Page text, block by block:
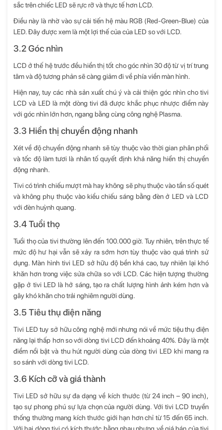
sắc trên chiếc LED sẽ rực rỡ và thực tế hơn LCD.
Điều này là nhờ vào sự cải tiến hệ màu RGB (Red-Green-Blue) của
LED. Đây được xem là một lợi thế của của LED so với LCD.
3.2 Góc nhìn
LCD ở thế hệ trước đều hiển thị tốt cho góc nhìn 30 độ từ vị trí trung
tâm và độ tương phản sẽ càng giảm đi về phía viền màn hình.
Hiện nay, tuy các nhà sản xuất chú ý và cải thiện góc nhìn cho tivi
LCD và LED là một dòng tivi đã được khắc phục nhược điểm này
với góc nhìn lớn hơn, ngang bằng cùng công nghệ Plasma.
3.3 Hiển thị chuyển động nhanh
Xét về độ chuyển động nhanh sẽ tùy thuộc vào thời gian phân phối
và tốc độ làm tươi là nhân tố quyết định khả năng hiển thị chuyển
động nhanh.
Tivi có trình chiếu mượt mà hay không sẽ phụ thuộc vào tần số quét
và không phụ thuộc vào kiểu chiếu sáng bằng đèn ở LED và LCD
với đèn huỳnh quang.
3.4 Tuổi thọ
Tuổi thọ của tivi thường lên đến 100.000 giờ. Tuy nhiên, trên thực tế
mức độ hư hại vẫn sẽ xảy ra sớm hơn tùy thuộc vào quá trình sử
dụng. Màn hình tivi LED sở hữu độ bền khá cao, tuy nhiên lại khó
khăn hơn trong việc sửa chữa so với LCD. Các hiện tượng thường
gặp ở tivi LED là hở sáng, tạo ra chất lượng hình ảnh kém hơn và
gây khó khăn cho trải nghiêm người dùng.
3.5 Tiêu thụ điện năng
Tivi LED tuy sở hữu công nghệ mới nhưng nói về mức tiệu thụ điện
năng lại thấp hơn so với dòng tivi LCD đến khoảng 40%. Đây là một
điểm nổi bật và thu hút người dùng của dòng tivi LED khi mang ra
so sánh với dòng tivi LCD.
3.6 Kích cỡ và giá thành
Tivi LED sở hữu sự đa dạng về kích thước (từ 24 inch – 90 inch),
tạo sự phong phú sự lựa chọn của người dùng. Với tivi LCD truyền
thống thường mang kích thước giới hạn hơn chỉ từ 15 đến 65 inch.